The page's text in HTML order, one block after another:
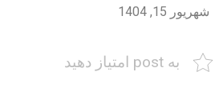
شهریور 15, 1404
به post امتیاز دهید